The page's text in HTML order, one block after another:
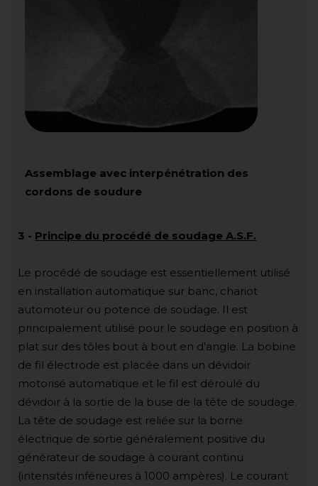
Assemblage avec interpénétration des
cordons de soudure
3 - Principe du procédé de soudage A.S.F.
Le procédé de soudage est essentiellement utilisé
en installation automatique sur banc, chariot
automoteur ou potence de soudage. Il est
principalement utilisé pour le soudage en position à
plat sur des tôles bout à bout en d'angle. La bobine
de fil électrode est placée dans un dévidoir
motorisé automatique et le fil est déroulé du
dévidoir à la sortie de la buse de la tête de soudage.
La tête de soudage est reliée sur la borne
électrique de sortie généralement positive du
générateur de soudage à courant continu
(intensités inférieures à 1000 ampères). Le courant